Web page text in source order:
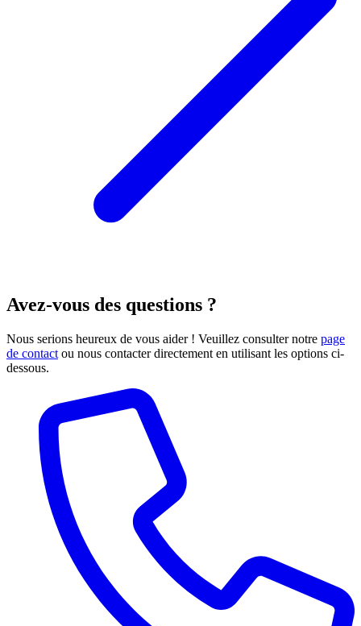
Avez-vous des questions ?
Nous serions heureux de vous aider ! Veuillez consulter notre page
de contact ou nous contacter directement en utilisant les options ci-
dessous.